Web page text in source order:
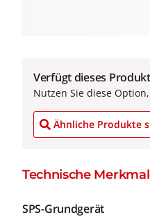
Verfügt dieses
Nutzen Sie diese
Ähnliche Produkte
Technische
SPS-Grundgerät